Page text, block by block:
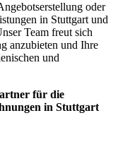
oder
in Stuttgart und
Team freut sich
anzubieten und Ihre
und
für die
in Stuttgart